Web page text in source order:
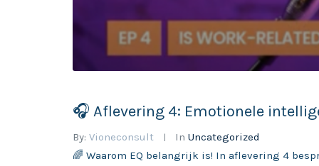
🎧 Aflevering 4: Emotionele
By: Vioneconsult In Uncategorized
🌈 Waarom EQ belangrijk is! In aflevering 4